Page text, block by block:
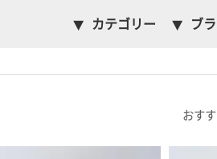
カテゴリー ブ
おす